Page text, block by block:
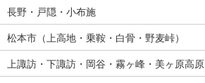
長野・戸隠・小布施
松本市（上高地・乗鞍・白骨・野麦峠）
上諏訪・下諏訪・岡谷・霧ヶ峰・美ヶ原高原